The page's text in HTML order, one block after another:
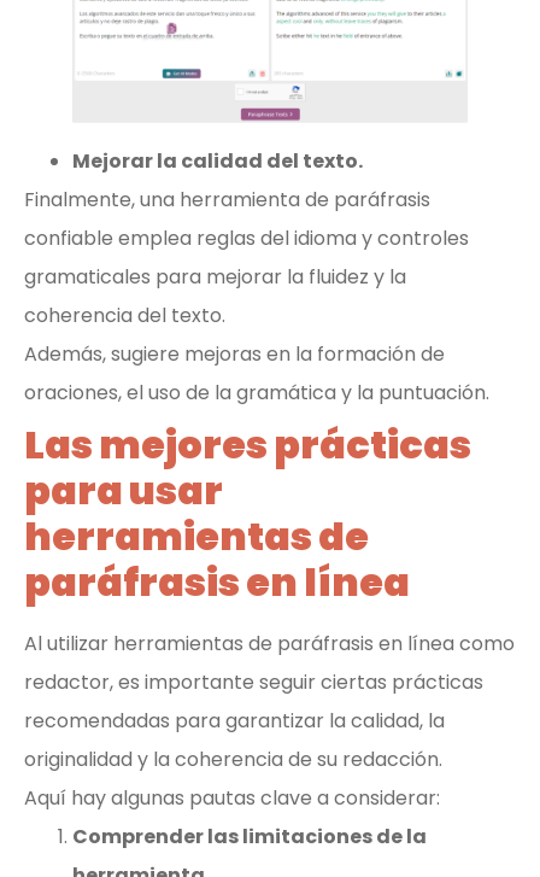
Mejorar la calidad del texto.
Finalmente, una herramienta de paráfrasis
confiable emplea reglas del idioma y controles
gramaticales para mejorar la fluidez y la
coherencia del texto.
Además, sugiere mejoras en la formación de
oraciones, el uso de la gramática y la puntuación.
Las mejores prácticas
para usar
herramientas de
paráfrasis en línea
Al utilizar herramientas de paráfrasis en línea como
redactor, es importante seguir ciertas prácticas
recomendadas para garantizar la calidad, la
originalidad y la coherencia de su redacción.
Aquí hay algunas pautas clave a considerar:
Comprender las limitaciones de la